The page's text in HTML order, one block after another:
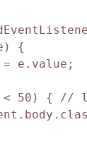
{
e.value;
50) { //